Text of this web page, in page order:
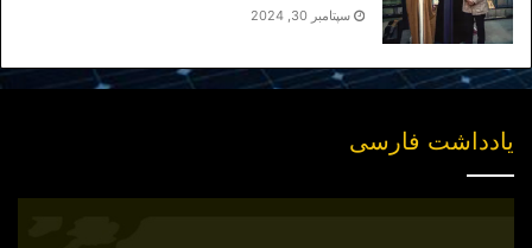
سپتامبر 30, 2024
یادداشت فارسی